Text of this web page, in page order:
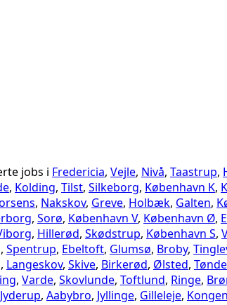
jobs i Fredericia, Vejle, Nivå, Taastrup,
, Kolding, Tilst, Silkeborg, København K,
, Nakskov, Greve, Holbæk, Galten,
, Sorø, København V, København Ø,
, Hillerød, Skødstrup, København S,
, Spentrup, Ebeltoft, Glumsø, Broby,
, Langeskov, Skive, Birkerød, Ølsted,
, Varde, Skovlunde, Toftlund, Ringe,
Jyderup, Aabybro, Jyllinge, Gilleleje,